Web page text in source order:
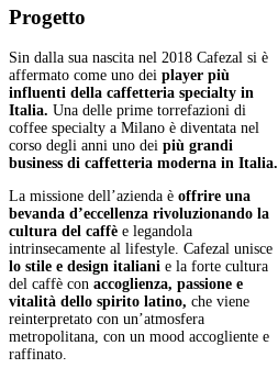
Progetto
Sin dalla sua nascita nel 2018 Cafezal si è
affermato come uno dei player più
influenti della caffetteria specialty in
Italia. Una delle prime torrefazioni di
coffee specialty a Milano è diventata nel
corso degli anni uno dei più grandi
business di caffetteria moderna in Italia.
La missione dell’azienda è offrire una
bevanda d’eccellenza rivoluzionando la
cultura del caffè e legandola
intrinsecamente al lifestyle. Cafezal unisce
lo stile e design italiani e la forte cultura
del caffè con accoglienza, passione e
vitalità dello spirito latino, che viene
reinterpretato con un’atmosfera
metropolitana, con un mood accogliente e
raffinato.